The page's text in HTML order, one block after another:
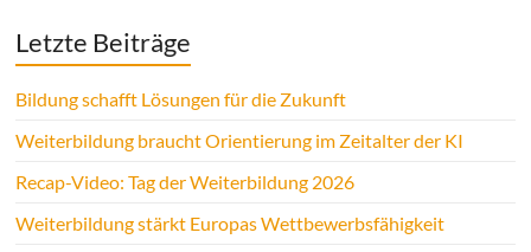
Letzte Beiträge
Bildung schafft Lösungen für die Zukunft
Weiterbildung braucht Orientierung im Zeitalter der KI
Recap-Video: Tag der Weiterbildung 2026
Weiterbildung stärkt Europas Wettbewerbsfähigkeit